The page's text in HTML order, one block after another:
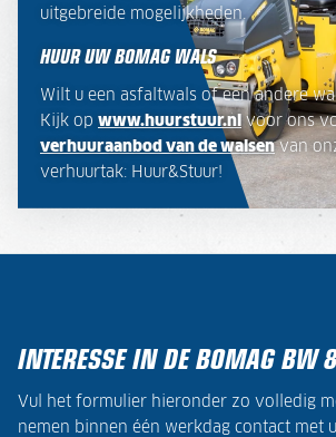
uitgebreide mogelijkheden.
HUUR UW BOMAG WALS
Wilt u een asfaltwals of een andere
Kijk op www.huurstuur.nl voor ons
verhuuraanbod van de walsenvan
verhuurtak: Huur&Stuur!
INTERESSE IN DE BOMAG BW
Vul het formulier hieronder zo volledig
nemen binnen één werkdag contact met